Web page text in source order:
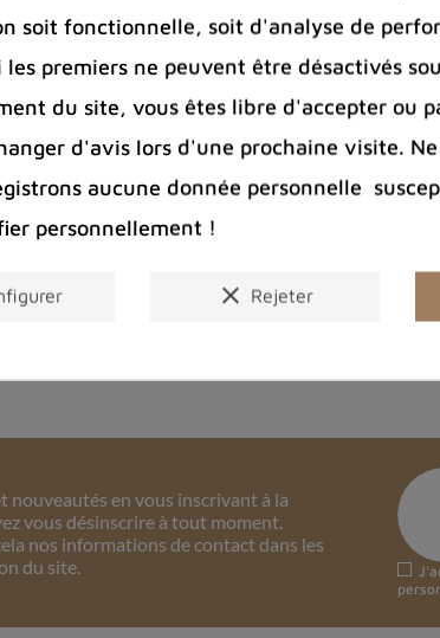
nouveautés en vous inscrivant à la
vous désinscrire à tout moment.
nos informations de contact dans les
du site.
soit fonctionnelle, soit d'analyse de
les premiers ne peuvent être désactivés
du site, vous êtes libre d'accepter ou
d'avis lors d'une prochaine visite.
aucune donnée personnelle
personnellement !
clear Rejeter